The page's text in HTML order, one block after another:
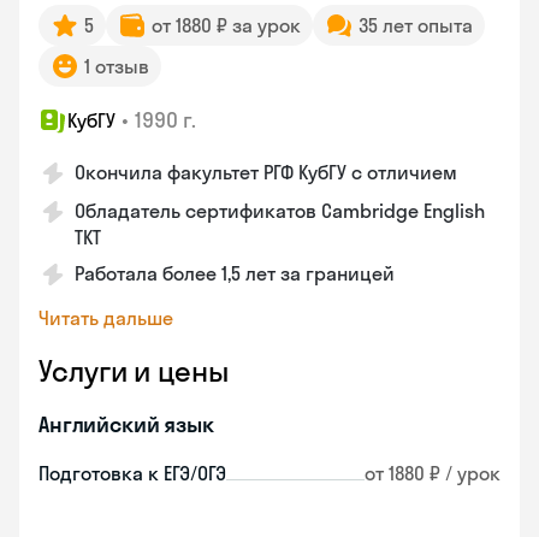
5 от 1880 ₽ за урок
35 лет опыта
1 отзыв
КубГУ • 1990 г.
Окончила факультет РГФ КубГУ с отличием
Обладатель сертификатов Cambridge English
TKT
Работала более 1,5 лет за границей
Читать дальше
Услуги и цены
Английский язык
Подготовка к ЕГЭ/ОГЭ от 1880 ₽ / урок